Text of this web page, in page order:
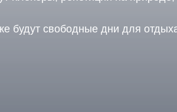
будут свободные дни для